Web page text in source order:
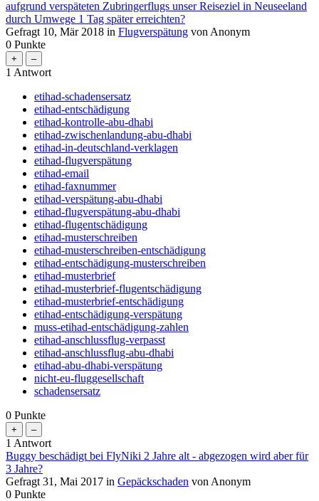
aufgrund verspäteten Zubringerflugs unser Reiseziel in Neuseeland
durch Umwege 1 Tag später erreichten?
Gefragt 10, Mär 2018 in Flugverspätung von Anonym
0 Punkte
1 Antwort
etihad-schadensersatz
etihad-entschädigung
etihad-kontrolle-abu-dhabi
etihad-zwischenlandung-abu-dhabi
etihad-in-deutschland-verklagen
etihad-flugverspätung
etihad-email
etihad-faxnummer
etihad-verspätung-abu-dhabi
etihad-flugverspätung-abu-dhabi
etihad-flugentschädigung
etihad-musterschreiben
etihad-musterschreiben-entschädigung
etihad-entschädigung-musterschreiben
etihad-musterbrief
etihad-musterbrief-flugentschädigung
etihad-musterbrief-entschädigung
etihad-entschädigung-verspätung
muss-etihad-entschädigung-zahlen
etihad-anschlussflug-verpasst
etihad-anschlussflug-abu-dhabi
etihad-abu-dhabi-verspätung
nicht-eu-fluggesellschaft
schadensersatz
0 Punkte
1 Antwort
Buggy beschädigt bei FlyNiki 2 Jahre alt - abgezogen wird aber für
3 Jahre?
Gefragt 31, Mai 2017 in Gepäckschaden von Anonym
0 Punkte